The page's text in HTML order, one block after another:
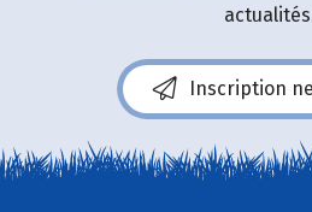
Inscription